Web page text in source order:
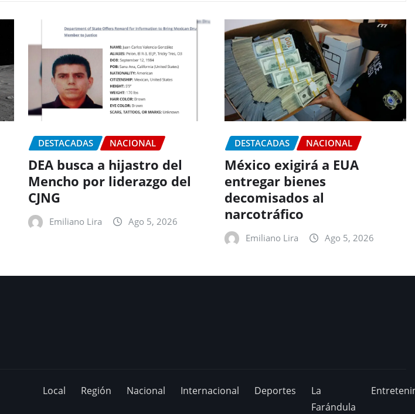
DESTACADAS NACIONAL
DEA busca a hijastro del
Mencho por liderazgo del
CJNG
Emiliano Lira Ago 5, 2026
DESTACADAS NACIONAL
México exigirá a EUA
entregar bienes
decomisados al
narcotráfico
Emiliano Lira Ago 5, 2026
Local Región Nacional Internacional Deportes
La
Farándula